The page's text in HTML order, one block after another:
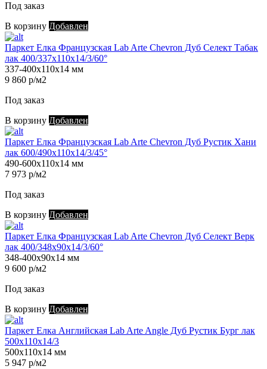
Под заказ
В корзину Добавлен
Паркет Елка Французская Lab Arte Chevron Дуб Селект Табак
лак 400/337х110х14/3/60°
337-400х110х14 мм
9 860 р/м2
Под заказ
В корзину Добавлен
Паркет Елка Французская Lab Arte Chevron Дуб Рустик Хани
лак 600/490х110х14/3/45°
490-600х110х14 мм
7 973 р/м2
Под заказ
В корзину Добавлен
Паркет Елка Французская Lab Arte Chevron Дуб Селект Верк
лак 400/348х90х14/3/60°
348-400х90х14 мм
9 600 р/м2
Под заказ
В корзину Добавлен
Паркет Елка Английская Lab Arte Angle Дуб Рустик Бург лак
500х110х14/3
500х110х14 мм
5 947 р/м2